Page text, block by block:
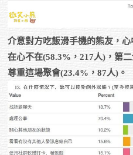
介意對方吃飯滑手機的熊友，
在心不在(58.3%，217人)，第
尊重這場聚會(23.4%，87人)。